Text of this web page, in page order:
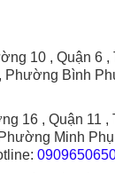
10 , Quận 6
Phường Bình
16 , Quận 11 ,
Minh